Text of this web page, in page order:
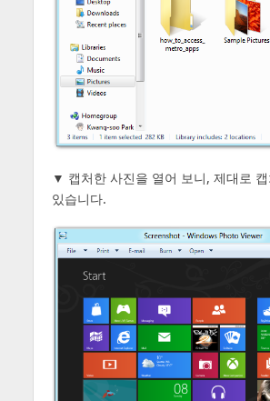
▼ 캡처한 사진을 열어 보니, 제대로
있습니다.